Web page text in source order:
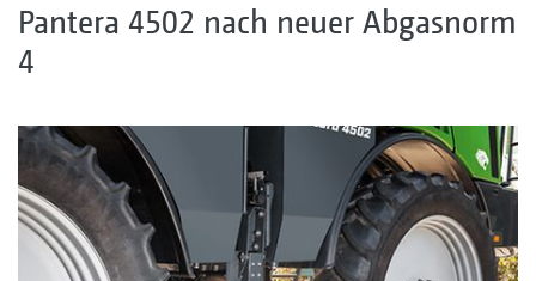
Pantera 4502 nach neuer Abgasnorm
4